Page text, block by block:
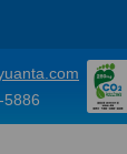
5886